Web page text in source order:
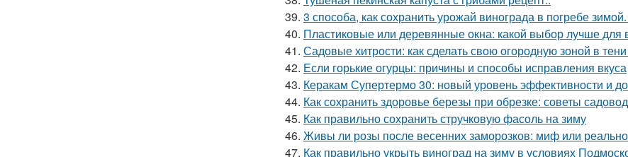
39. 3 способа, как сохранить урожай винограда в погребе
40. Пластиковые или деревянные окна: какой выбор лучше для
41. Садовые хитрости: как сделать свою огородную зоной в
42. Если горькие огурцы: причины и способы исправления вкуса
43. Керакам Супертермо 30: новый уровень эффективности и
44. Как сохранить здоровье березы при обрезке: советы
45. Как правильно сохранить стручковую фасоль на зиму
46. Живы ли розы после весенних заморозков: миф или
47. Как правильно укрыть виноград на зиму в условиях